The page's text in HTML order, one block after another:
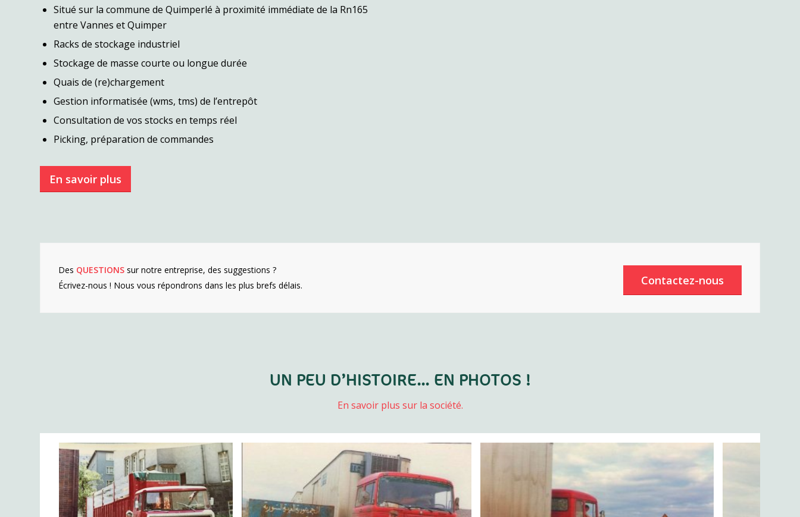
Situé sur la commune de Quimperlé à proximité immédiate de la Rn165
entre Vannes et Quimper
Racks de stockage industriel
Stockage de masse courte ou longue durée
Quais de (re)chargement
Gestion informatisée (wms, tms) de l’entrepôt
Consultation de vos stocks en temps réel
Picking, préparation de commandes
En savoir plus
Des QUESTIONS sur notre entreprise, des suggestions ?
Écrivez-nous ! Nous vous répondrons dans les plus brefs délais.
Contactez-nous
UN PEU D’HISTOIRE… EN PHOTOS !
En savoir plus sur la société.